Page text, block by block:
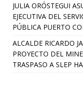
JULIA ORÓSTEGUI
EJECUTIVA DEL
PÚBLICA PUERTO
ALCALDE RICARDO
PROYECTO DEL
TRASPASO A SLEP